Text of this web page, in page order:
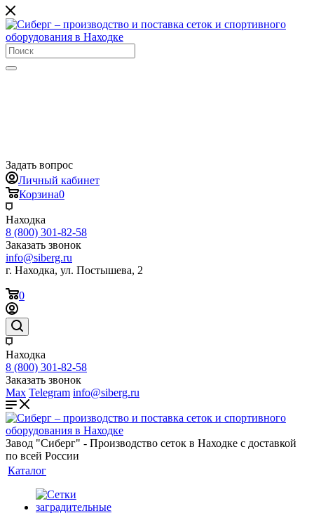
Задать вопрос
Личный кабинет
Корзина0
Находка
8 (800) 301-82-58
Заказать звонок
info@siberg.ru
г. Находка, ул. Постышева, 2
0
Находка
8 (800) 301-82-58
Заказать звонок
Max Telegram info@siberg.ru
Завод "Сиберг" - Производство сеток в Находке с доставкой
по всей России
Каталог